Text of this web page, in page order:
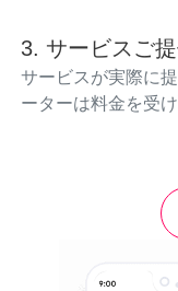
3. サービスご
サービスが実際に
ーターは料金を受け